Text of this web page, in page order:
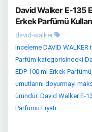
David Walker E-135
Erkek Parfümü
david-walker
İnceleme DAVID WALKER
Parfüm kategorisindeki
EDP 100 ml Erkek Parfümü,
umutlarını doyurmayı
üründür. David Walker E-
Parfümü Fiyatı ...